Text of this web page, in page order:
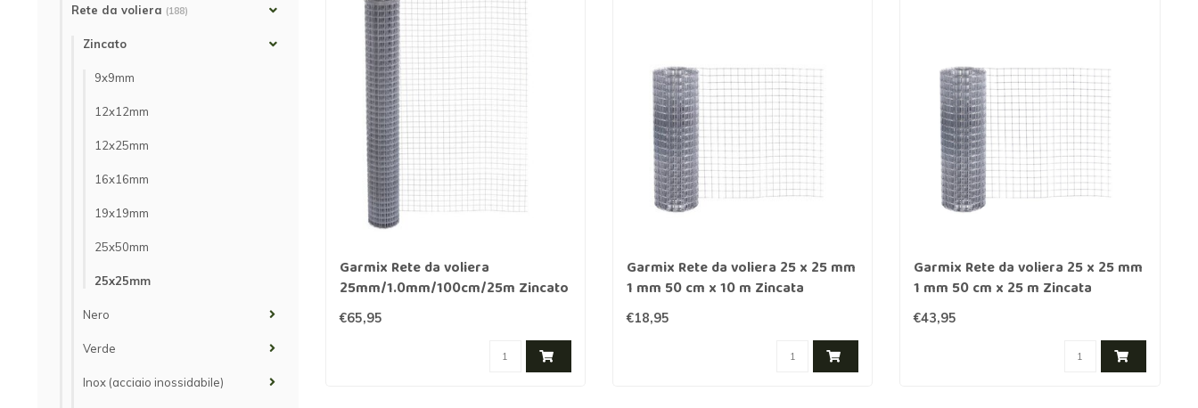
Rete da voliera (188)
Zincato
9x9mm
12x12mm
12x25mm
16x16mm
19x19mm
25x50mm
25x25mm
Nero
Verde
Inox (acciaio inossidabile)
Garmix Rete da voliera
25mm/1.0mm/100cm/25m Zincato
€65,95
Garmix Rete da voliera 25 x 25 mm
1 mm 50 cm x 10 m Zincata
€18,95
Garmix Rete da voliera 25 x 25 mm
1 mm 50 cm x 25 m Zincata
€43,95